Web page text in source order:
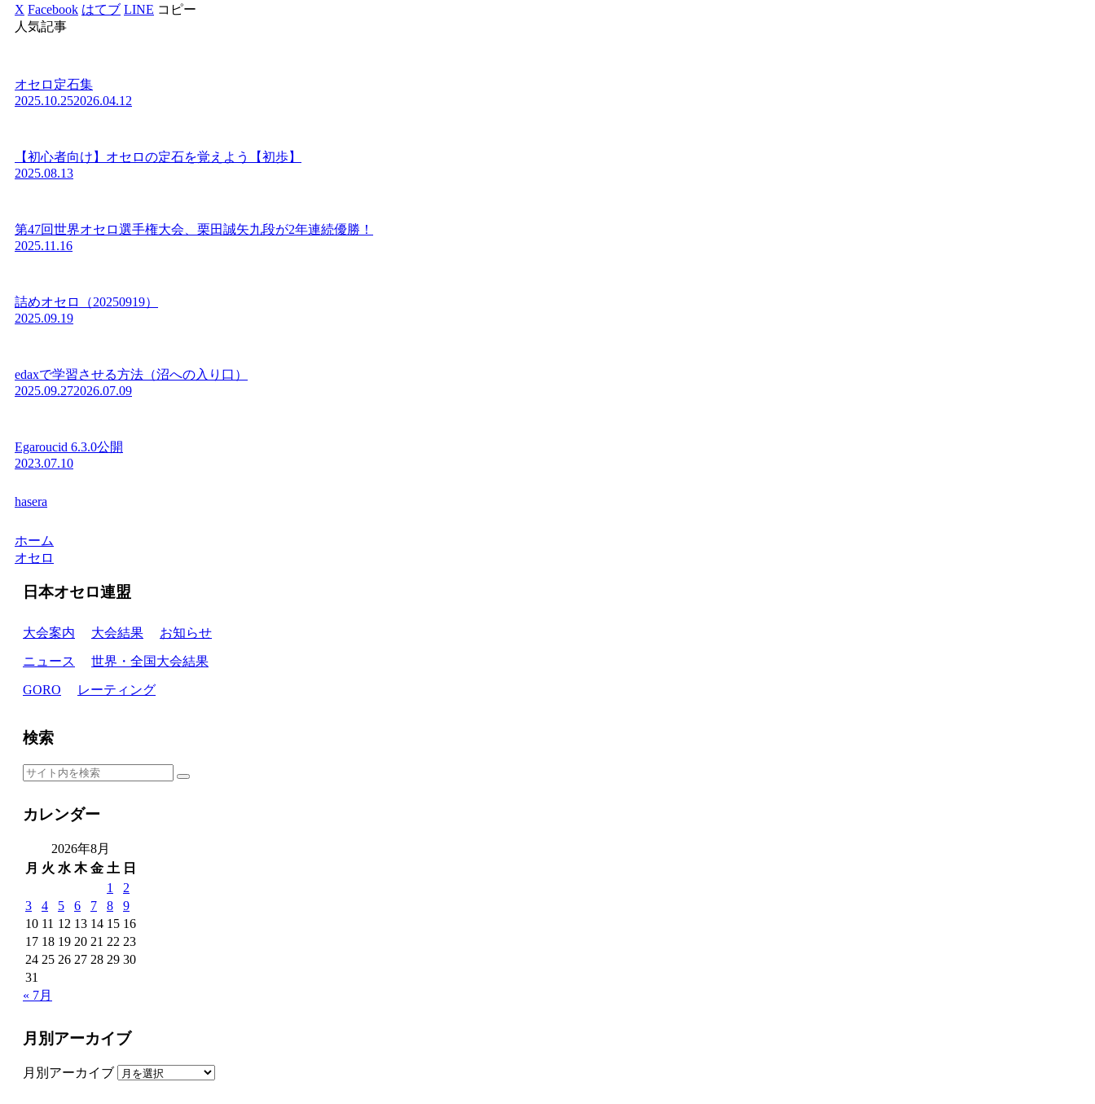
X Facebook はてブ LINE コピー
人気記事
オセロ定石集
2025.10.252026.04.12
【初心者向け】オセロの定石を覚えよう【初歩】
2025.08.13
第47回世界オセロ選手権大会、栗田誠矢九段が2年連続優勝！
2025.11.16
詰めオセロ（20250919）
2025.09.19
edaxで学習させる方法（沼への入り口）
2025.09.272026.07.09
Egaroucid 6.3.0公開
2023.07.10
hasera
ホーム
オセロ
日本オセロ連盟
大会案内 大会結果 お知らせ
ニュース 世界・全国大会結果
GORO レーティング
検索
カレンダー
2026年8月
月 火 水 木 金 土 日
1
2
3
4 5 6 7 8
9
10 11 12 13 14 15 16
17 18 19 20 21 22 23
24 25 26 27 28 29 30
31
« 7月
月別アーカイブ
月別アーカイブ